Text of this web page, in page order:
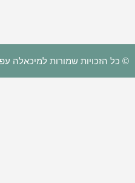
© כל הזכויות שמורות למיכאלה